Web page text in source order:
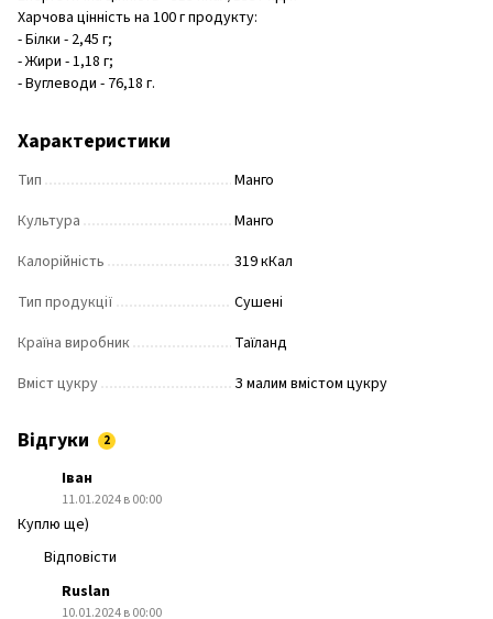
Харчова цінність на 100 г продукту:
- Білки - 2,45 г;
- Жири - 1,18 г;
- Вуглеводи - 76,18 г.
Характеристики
Тип
Манго
Культура
Манго
Калорійність
319 кКал
Тип продукції
Сушені
Країна виробник
Таїланд
Вміст цукру
З малим вмістом цукру
Відгуки 2
Іван
11.01.2024 в 00:00
Куплю ще)
Відповісти
Ruslan
10.01.2024 в 00:00